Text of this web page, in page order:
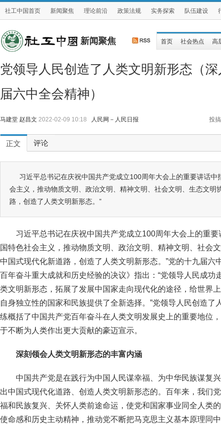
社工中国首页 新闻聚焦 理论前沿 政策法规 实务探索 队伍建设
新闻聚焦 首页 社会热点 高
党领导人民创造了人类文明新形态（
届六中全会精神）
马建堂 赵昌文 2022-02-09 10:18 人民网－人民日报 投搞
正文 评论
习近平总书记在庆祝中国共产党成立100周年大会上的重要讲话中
会主义，推动物质文明、政治文明、精神文明、社会文明、生态文明
路，创造了人类文明新形态。”
习近平总书记在庆祝中国共产党成立100周年大会上的重
国特色社会主义，推动物质文明、政治文明、精神文明、社会
中国式现代化新道路，创造了人类文明新形态。”党的十九届六
百年奋斗重大成就和历史经验的决议》指出：“党领导人民成功
类文明新形态，拓展了发展中国家走向现代化的途径，给世界
自身独立性的国家和民族提供了全新选择。”党领导人民创造了
练概括了中国共产党百年奋斗在人类文明发展史上的重要地位
于不断为人类作出更大贡献的豪迈宣示。
深刻领会人类文明新形态的丰富内涵
中国共产党是在践行为中国人民谋幸福、为中华民族谋复
出中国式现代化道路、创造人类文明新形态的。百年来，我们
福和民族复兴、关怀人类前途命运，使党和国家事业同全人类
使命感和历史主动精神，推动党不断把马克思主义基本原理同